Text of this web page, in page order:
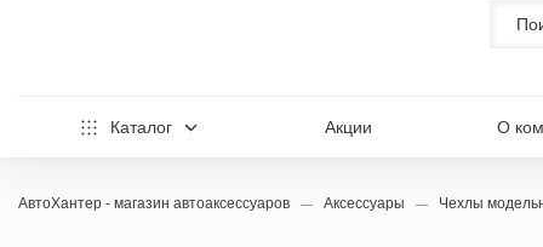
Каталог Акции О
АвтоХантер - магазин автоаксессуаров Аксессуары Чехлы